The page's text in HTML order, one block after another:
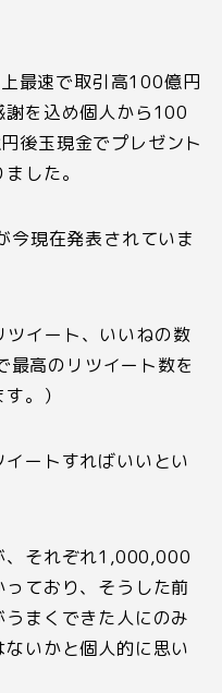
最速で取引高100億円
を込め個人から100
後玉現金でプレゼント
した。
今現在発表されていま
イート、いいねの数
最高のリツイート数を
。）
ートすればいいとい
、それぞれ1 ,000,000
ており、そうした前
まくできた人にのみ
いかと個人的に思い